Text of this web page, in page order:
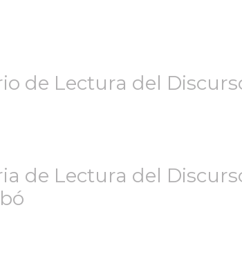
de Lectura del
de Lectura del